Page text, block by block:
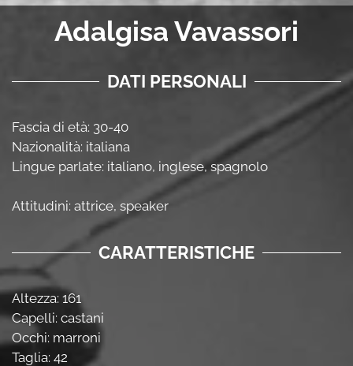
Adalgisa Vavassori
DATI PERSONALI
Fascia di età: 30-40
Nazionalità: italiana
Lingue parlate: italiano, inglese, spagnolo
Attitudini: attrice, speaker
CARATTERISTICHE
Altezza: 161
Capelli: castani
Occhi: marroni
Taglia: 42